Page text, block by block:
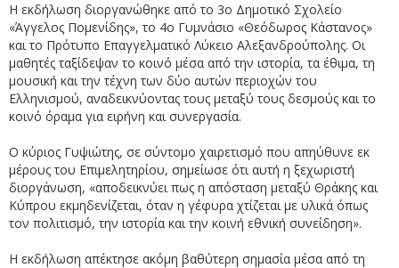
Η εκδήλωση διοργανώθηκε από το 3ο Δημοτικό Σχολείο
«Άγγελος Πομενίδης», το 4ο Γυμνάσιο «Θεόδωρος Κάστανος»
και το Πρότυπο Επαγγελματικό Λύκειο Αλεξανδρούπολης. Οι
μαθητές ταξίδεψαν το κοινό μέσα από την ιστορία, τα έθιμα, τη
μουσική και την τέχνη των δύο αυτών περιοχών του
Ελληνισμού, αναδεικνύοντας τους μεταξύ τους δεσμούς και το
κοινό όραμα για ειρήνη και συνεργασία.
Ο κύριος Γυψιώτης, σε σύντομο χαιρετισμό που απηύθυνε εκ
μέρους του Επιμελητηρίου, σημείωσε ότι αυτή η ξεχωριστή
διοργάνωση, «αποδεικνύει πως η απόσταση μεταξύ Θράκης και
Κύπρου εκμηδενίζεται, όταν η γέφυρα χτίζεται με υλικά όπως
τον πολιτισμό, την ιστορία και την κοινή εθνική συνείδηση».
Η εκδήλωση απέκτησε ακόμη βαθύτερη σημασία μέσα από τη